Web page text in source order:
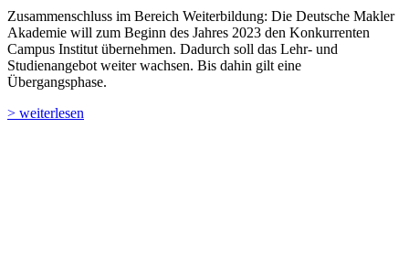
Zusammenschluss im Bereich Weiterbildung: Die Deutsche Makler
Akademie will zum Beginn des Jahres 2023 den Konkurrenten
Campus Institut übernehmen. Dadurch soll das Lehr- und
Studienangebot weiter wachsen. Bis dahin gilt eine
Übergangsphase.
> weiterlesen